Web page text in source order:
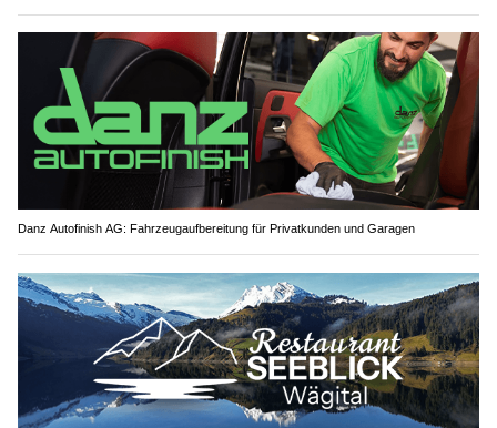
Danz Autofinish AG: Fahrzeugaufbereitung für Privatkunden und Garagen